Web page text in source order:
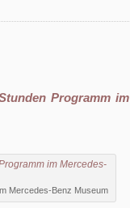
Programm im
Mercedes-Benz Museum